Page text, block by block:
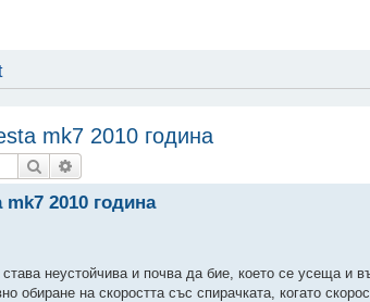
mk7 2010 година
Търсене
2010 година
неустойчива и почва да бие, което се усеща и
обиране на скоростта със спирачката, когато